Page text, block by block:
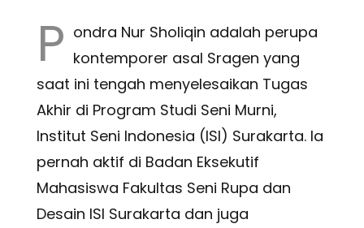
P ondra Nur Sholiqin adalah perupa
kontemporer asal Sragen yang
saat ini tengah menyelesaikan Tugas
Akhir di Program Studi Seni Murni,
Institut Seni Indonesia (ISI) Surakarta. Ia
pernah aktif di Badan Eksekutif
Mahasiswa Fakultas Seni Rupa dan
Desain ISI Surakarta dan juga